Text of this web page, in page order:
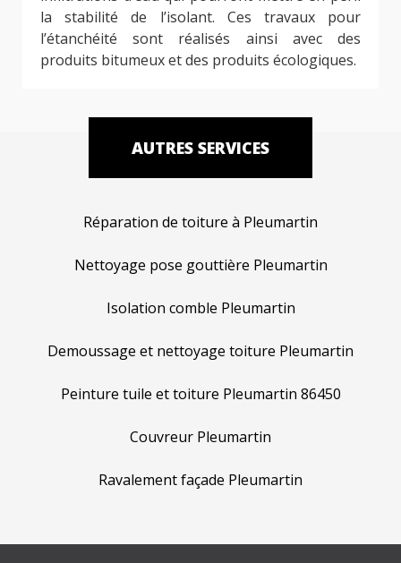
la stabilité de l’isolant. Ces travaux pour
l’étanchéité sont réalisés ainsi avec des
produits bitumeux et des produits écologiques.
AUTRES SERVICES
Réparation de toiture à Pleumartin
Nettoyage pose gouttière Pleumartin
Isolation comble Pleumartin
Demoussage et nettoyage toiture Pleumartin
Peinture tuile et toiture Pleumartin 86450
Couvreur Pleumartin
Ravalement façade Pleumartin